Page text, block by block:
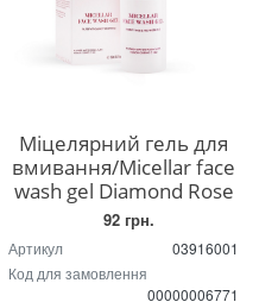
Міцелярний гель для
вмивання/Micellar face
wash gel Diamond Rose
92 грн.
Артикул
03916001
Код для замовлення
00000006771